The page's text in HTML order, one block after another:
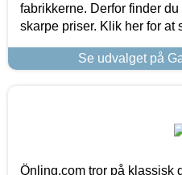
fabrikkerne. Derfor finder du
skarpe priser. Klik her for at
Se udvalget på
Önling.com tror på klassisk